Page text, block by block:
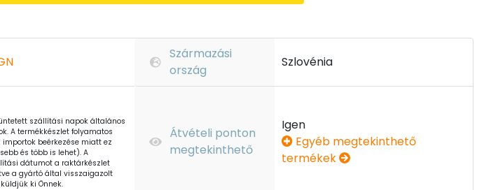
Származási
ország
Szlovénia
szállítási napok általános
A termékkészlet folyamatos
beérkezése miatt ez
és több is lehet). A
dátumot a raktárkészlet
a gyártó által visszaigazolt
ki Önnek.
Átvételi ponton
megtekinthető
Igen
Egyéb megtekinthető
termékek